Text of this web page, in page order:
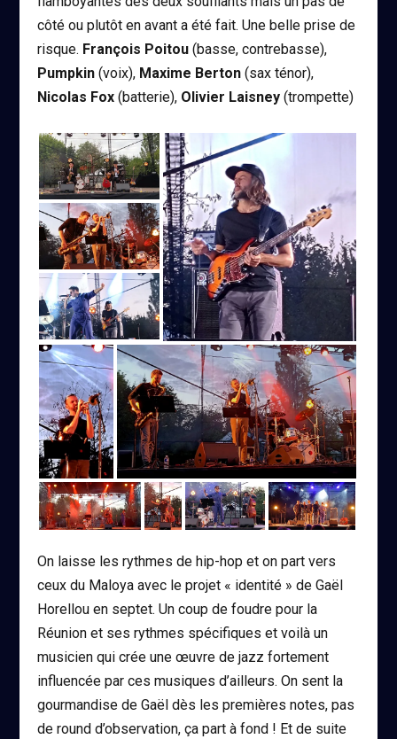
côté ou plutôt en avant a été fait. Une belle prise de
risque. François Poitou (basse, contrebasse),
Pumpkin (voix), Maxime Berton (sax ténor),
Nicolas Fox (batterie), Olivier Laisney (trompette)
On laisse les rythmes de hip-hop et on part vers
ceux du Maloya avec le projet « identité » de Gaël
Horellou en septet. Un coup de foudre pour la
Réunion et ses rythmes spécifiques et voilà un
musicien qui crée une œuvre de jazz fortement
influencée par ces musiques d’ailleurs. On sent la
gourmandise de Gaël dès les premières notes, pas
de round d’observation, ça part à fond ! Et de suite